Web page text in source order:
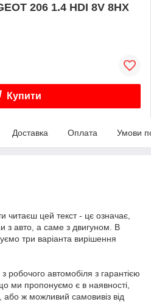
206 1.4 HDI 8V 8HX
Купити
Доставка Оплата Умови
цей текст - цє означає,
з авто, а саме з двигуном. В
три варіанта вирішення
робочого автомобіля з гарантією
ми пропонуємо є в наявності,
або ж можливий самовивіз від